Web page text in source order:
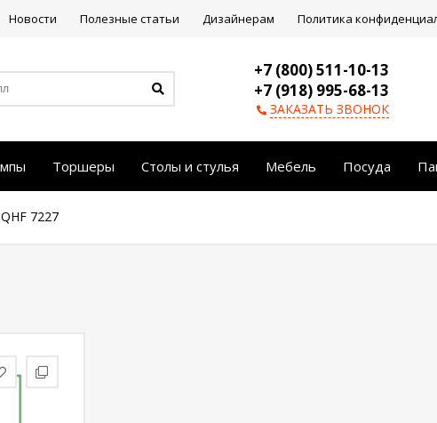
Новости Полезные статьи Дизайнерам Политика
+7 (800) 511-10-13
+7 (918) 995-68-13
ЗАКАЗАТЬ ЗВОНОК
Торшеры Столы и стулья Мебель Посуда
7227